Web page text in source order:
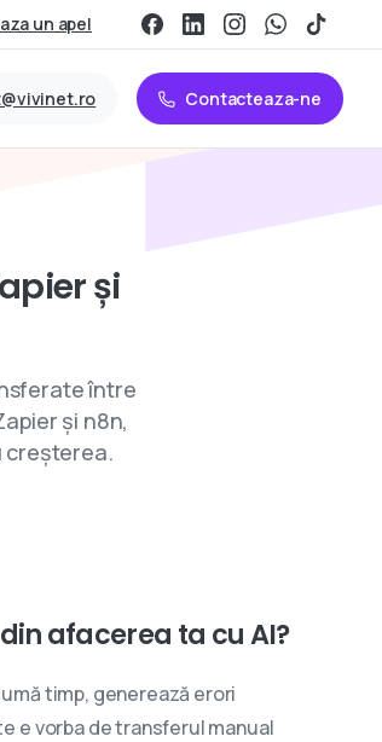
un apel
Contacteaza-ne
și
între
și n8n,
creșterea.
dinafacerea ta cuAI?
timp, generează erori
e vorba de transferul manual